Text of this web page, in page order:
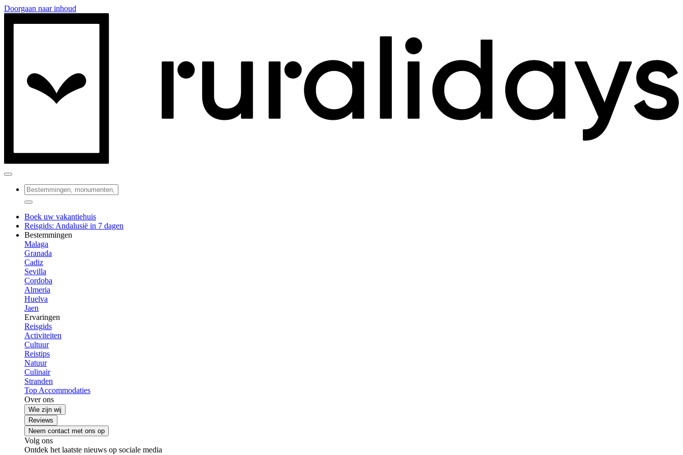
Doorgaan naar inhoud
Boek uw vakantiehuis
Reisgids: Andalusië in 7 dagen
Bestemmingen
Malaga
Granada
Cadiz
Sevilla
Cordoba
Almeria
Huelva
Jaen
Ervaringen
Reisgids
Activiteiten
Cultuur
Reistips
Natuur
Culinair
Stranden
Top Accommodaties
Over ons
Wie zijn wij
Reviews
Neem contact met ons op
Volg ons
Ontdek het laatste nieuws op sociale media